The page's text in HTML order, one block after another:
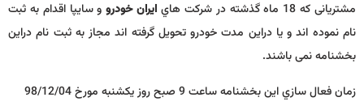
مشتریانی که 18 ماه گذشته در شرکت هاي
ایران خودروو سایپا اقدام به ثبت
نام نموده اند و یا دراین مدت خودرو تحویل گرفته اند مجاز به ثبت نام دراین
بخشنامه نمی باشند.
زمان فعال سازي این بخشنامه ساعت 9 صبح روز یکشنبه مورخ 98/12/04